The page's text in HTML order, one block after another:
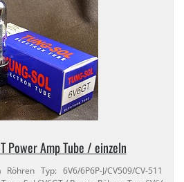
Power Amp Tube / einzeln
Typ: 6V6/​6P6P-​J/CV509/​CV-​511